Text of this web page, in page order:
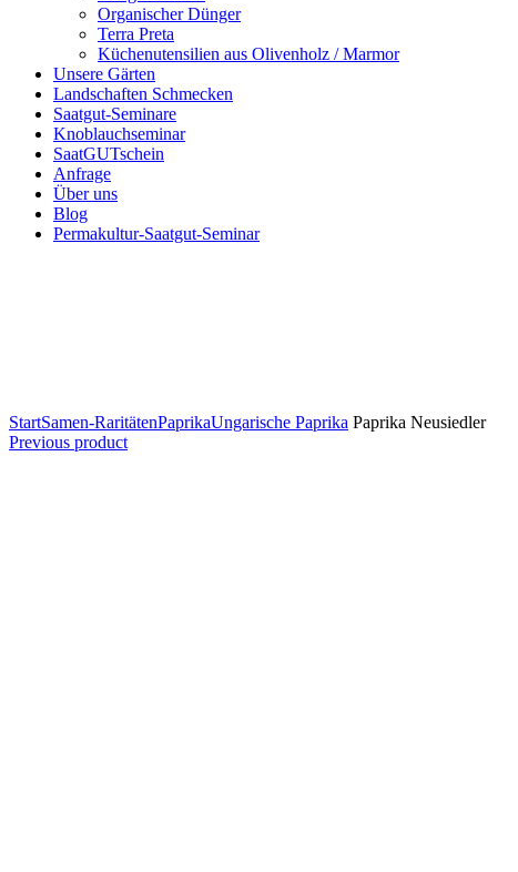
Organischer Dünger
Terra Preta
Küchenutensilien aus Olivenholz / Marmor
Unsere Gärten
Landschaften Schmecken
Saatgut-Seminare
Knoblauchseminar
SaatGUTschein
Anfrage
Über uns
Blog
Permakultur-Saatgut-Seminar
StartSamen-RaritätenPaprikaUngarische Paprika Paprika Neusiedler
Previous product